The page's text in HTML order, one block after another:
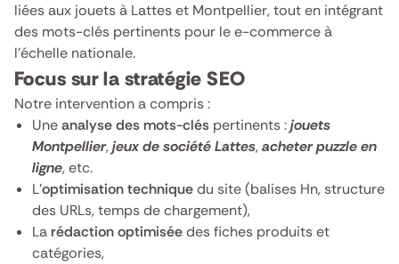
liées aux jouets à Lattes et Montpellier, tout en intégrant
des mots-clés pertinents pour le e-commerce à
l’échelle nationale.
Focus sur la stratégie SEO
Notre intervention a compris :
Uneanalyse des mots-clés pertinents :jouets
Montpellier,jeux de société Lattes,acheter puzzle en
ligne, etc.
L’optimisation techniquedu site (balises Hn, structure
des URLs, temps de chargement),
Larédaction optimiséedes fiches produits et
catégories,